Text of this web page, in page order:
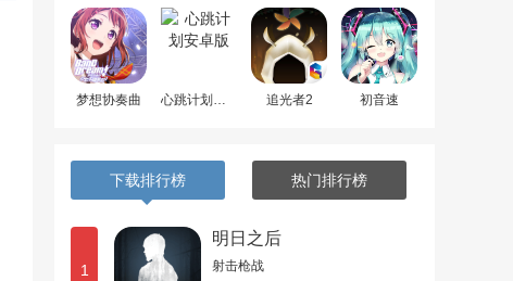
梦想协奏曲 心跳计划安卓版 追光者2 初音速
下载排行榜 热门排行榜
1
明日之后
射击枪战